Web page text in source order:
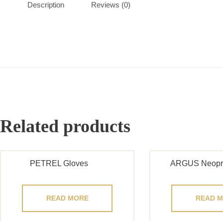
Description Reviews (0)
Related products
PETREL Gloves
READ MORE
ARGUS
READ